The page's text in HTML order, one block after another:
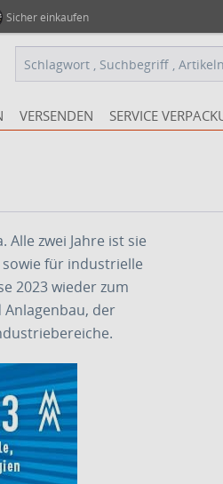
Sicher einkaufen
VERSENDEN SERVICE
zwei Jahre ist sie
für industrielle
2023 wieder zum
der